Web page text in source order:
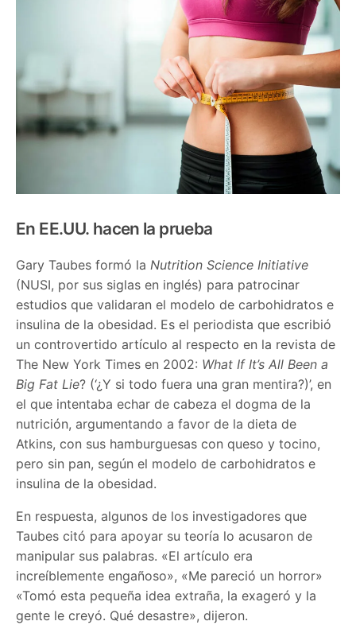
En EE.UU. hacen la prueba
Gary Taubes formó la Nutrition Science Initiative
(NUSI, por sus siglas en inglés) para patrocinar
estudios que validaran el modelo de carbohidratos e
insulina de la obesidad. Es el periodista que escribió
un controvertido artículo al respecto en la revista de
The New York Times en 2002: What If It’s All Been a
Big Fat Lie? (‘¿Y si todo fuera una gran mentira?)’, en
el que intentaba echar de cabeza el dogma de la
nutrición, argumentando a favor de la dieta de
Atkins, con sus hamburguesas con queso y tocino,
pero sin pan, según el modelo de carbohidratos e
insulina de la obesidad.
En respuesta, algunos de los investigadores que
Taubes citó para apoyar su teoría lo acusaron de
manipular sus palabras. «El artículo era
increíblemente engañoso», «Me pareció un horror»
«Tomó esta pequeña idea extraña, la exageró y la
gente le creyó. Qué desastre», dijeron.